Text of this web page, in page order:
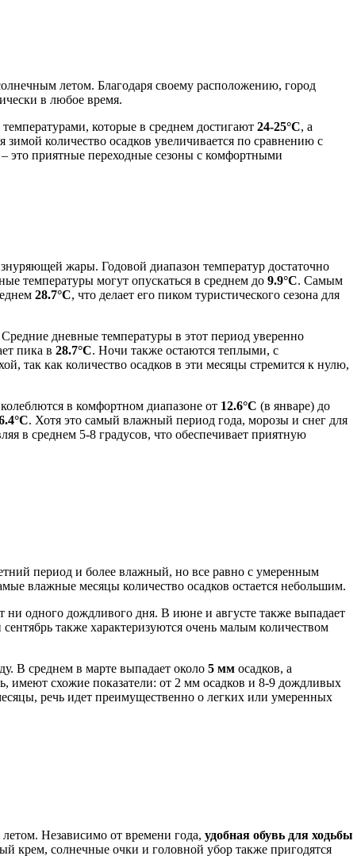
летом. Благодаря своему расположению, город
в любое время.
которые в среднем достигают 24-25°C, а
зимой количество осадков увеличивается по сравнению с
это приятные переходные сезоны с комфортными
жары. Годовой диапазон температур достаточно
температуры могут опускаться в среднем до 9.9°C. Самым
28.7°C, что делает его пиком туристического сезона для
дневные температуры в этот период уверенно
пика в 28.7°C. Ночи также остаются теплыми, с
так как количество осадков в эти месяцы стремится к нулю,
в комфортном диапазоне от 12.6°C (в январе) до
. Хотя это самый влажный период года, морозы и снег для
в среднем 5-8 градусов, что обеспечивает приятную
период и более влажный, но все равно с умеренным
влажные месяцы количество осадков остается небольшим.
одного дождливого дня. В июне и августе также выпадает
также характеризуются очень малым количеством
В среднем в марте выпадает около 5 мм осадков, а
имеют схожие показатели: от 2 мм осадков и 8-9 дождливых
речь идет преимущественно о легких или умеренных
Независимо от времени года, удобная обувь для ходьбы
крем, солнечные очки и головной убор также пригодятся